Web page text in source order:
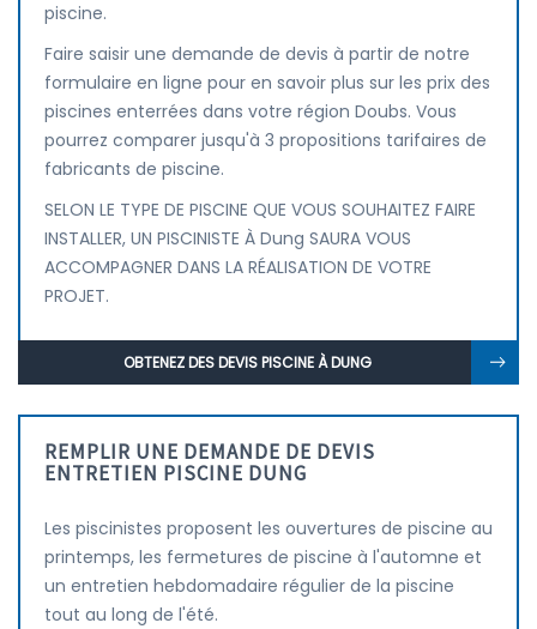
piscine.
Faire saisir une demande de devis à partir de notre
formulaire en ligne pour en savoir plus sur les prix des
piscines enterrées dans votre région Doubs. Vous
pourrez comparer jusqu'à 3 propositions tarifaires de
fabricants de piscine.
SELON LE TYPE DE PISCINE QUE VOUS SOUHAITEZ FAIRE
INSTALLER, UN PISCINISTE À Dung SAURA VOUS
ACCOMPAGNER DANS LA RÉALISATION DE VOTRE
PROJET.
OBTENEZ DES DEVIS PISCINE À DUNG
REMPLIR UNE DEMANDE DE DEVIS
ENTRETIEN PISCINE DUNG
Les piscinistes proposent les ouvertures de piscine au
printemps, les fermetures de piscine à l'automne et
un entretien hebdomadaire régulier de la piscine
tout au long de l'été.